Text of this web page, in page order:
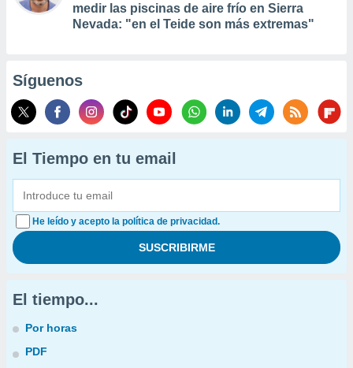
medir las piscinas de aire frío en Sierra
Nevada: "en el Teide son más extremas"
Síguenos
El Tiempo en tu email
He leído y acepto la política de privacidad.
El tiempo...
Por horas
PDF